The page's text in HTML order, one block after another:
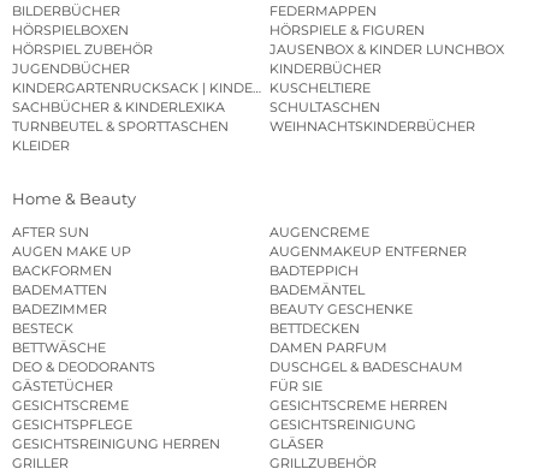
BILDERBÜCHER
FEDERMAPPEN
HÖRSPIELBOXEN
HÖRSPIELE & FIGUREN
HÖRSPIEL ZUBEHÖR
JAUSENBOX & KINDER LUNCHBOX
JUGENDBÜCHER
KINDERBÜCHER
KINDERGARTENRUCKSACK | KINDERGARTENBEUTEL
KUSCHELTIERE
SACHBÜCHER & KINDERLEXIKA
SCHULTASCHEN
TURNBEUTEL & SPORTTASCHEN
WEIHNACHTSKINDERBÜCHER
KLEIDER
Home & Beauty
AFTER SUN
AUGENCREME
AUGEN MAKE UP
AUGENMAKEUP ENTFERNER
BACKFORMEN
BADTEPPICH
BADEMATTEN
BADEMÄNTEL
BADEZIMMER
BEAUTY GESCHENKE
BESTECK
BETTDECKEN
BETTWÄSCHE
DAMEN PARFUM
DEO & DEODORANTS
DUSCHGEL & BADESCHAUM
GÄSTETÜCHER
FÜR SIE
GESICHTSCREME
GESICHTSCREME HERREN
GESICHTSPFLEGE
GESICHTSREINIGUNG
GESICHTSREINIGUNG HERREN
GLÄSER
GRILLER
GRILLZUBEHÖR